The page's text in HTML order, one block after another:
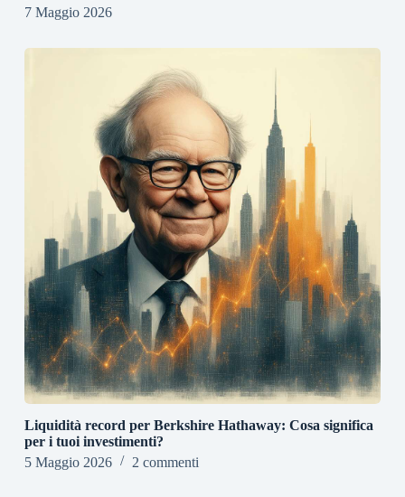
7 Maggio 2026
Liquidità record per Berkshire Hathaway: Cosa significa
per i tuoi investimenti?
5 Maggio 2026
2 commenti